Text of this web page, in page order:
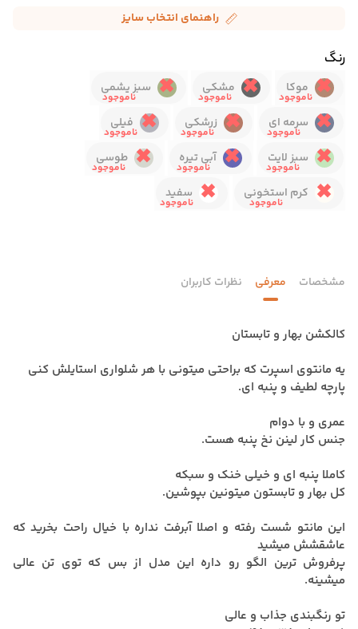
راهنمای انتخاب سایز
رنگ
موکا مشکی
سبز یشمی
سرمه ای
زرشکی
فیلی
سبز لایت
آبی تیره
طوسی
کرم استخونی
سفید
مشخصات معرفی نظرات کاربران
کالکشن بهار و تابستان
یه مانتوی اسپرت که براحتی میتونی با هر شلواری استایلش کنی
پارچه لطیف و پنبه ای.
عمری و با دوام
جنس کار لینن نخ پنبه هست.
کاملا پنبه ای و خیلی خنک و سبکه
کل بهار و تابستون میتونین بپوشین.
این مانتو شست رفته و اصلا آبرفت نداره با خیال راحت بخرید که
عاشقشش میشید
پرفروش ترین الگو رو داره این مدل از بس که توی تن عالی
میشینه.
تو رنگبندی جذاب و عالی